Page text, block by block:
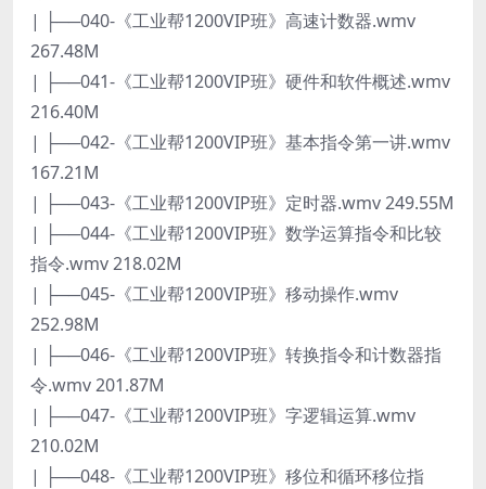
| ├──040-《工业帮1200VIP班》高速计数器.wmv
267.48M
| ├──041-《工业帮1200VIP班》硬件和软件概述.wmv
216.40M
| ├──042-《工业帮1200VIP班》基本指令第一讲.wmv
167.21M
| ├──043-《工业帮1200VIP班》定时器.wmv 249.55M
| ├──044-《工业帮1200VIP班》数学运算指令和比较
指令.wmv 218.02M
| ├──045-《工业帮1200VIP班》移动操作.wmv
252.98M
| ├──046-《工业帮1200VIP班》转换指令和计数器指
令.wmv 201.87M
| ├──047-《工业帮1200VIP班》字逻辑运算.wmv
210.02M
| ├──048-《工业帮1200VIP班》移位和循环移位指